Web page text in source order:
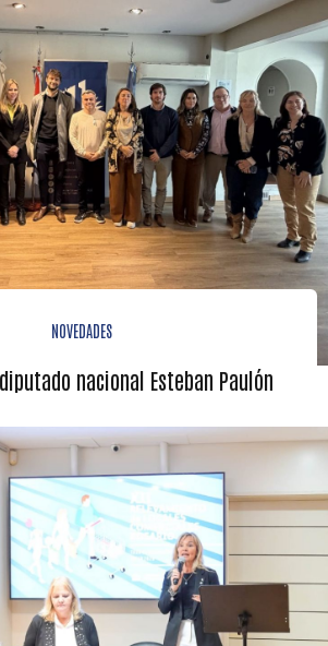
NOVEDADES
diputado nacional Esteban Paulón